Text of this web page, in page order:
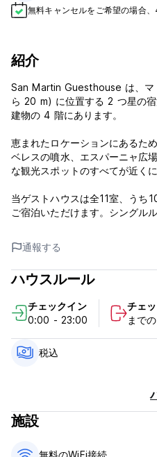
無料キャンセルをご希望の場合、
紹介
San Martin Guesthouse は、マ
ら 20 m) に位置する 2 つ星の
建物の 4 階にあります。
恵まれたロケーションにあるた
ベレスの噴水、エスパーニャ広
な観光スポットのすべてが近くに
当ゲストハウスは全11室、うち
ご宿泊いただけます。シングル
はシャワーと洗面台が付いていま
エキストラ折りたたみベッド2
キャンセルは到着日の少なくと
通知する必要があります。到着
ャンセルされ、1 泊目の料金が
ます (デポジットは返金可能)
通報する
ハウスルール
チェックイン
0:00 - 23:00
チェ
まで
税込
施設
無料のWiFi接続